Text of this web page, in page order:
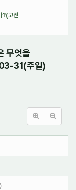
?(고전
무엇을
31(주일)